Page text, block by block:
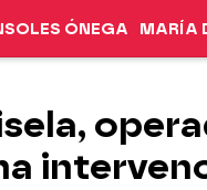
ÓNEGA MARÍA